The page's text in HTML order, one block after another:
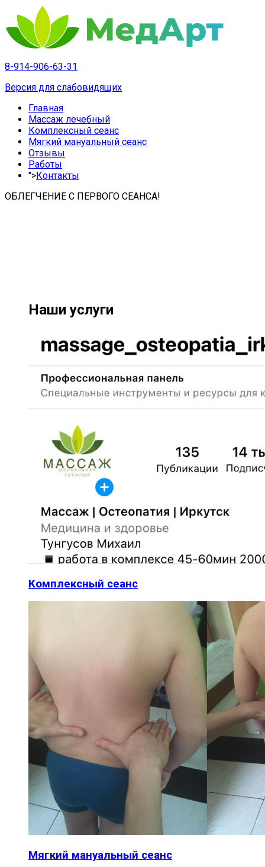
8-914-906-63-31
Версия для слабовидящих
Главная
Массаж лечебный
Комплексный сеанс
Мягкий мануальный сеанс
Отзывы
Работы
">Контакты
ОБЛЕГЧЕНИЕ С ПЕРВОГО СЕАНСА!
Наши услуги
Комплексный сеанс
Мягкий мануальный сеанс